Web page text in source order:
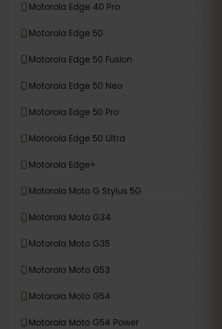
Motorola Edge 40 Pro
Motorola Edge 50
Motorola Edge 50 Fusion
Motorola Edge 50 Neo
Motorola Edge 50 Pro
Motorola Edge 50 Ultra
Motorola Edge+
Motorola Moto G Stylus 5G
Motorola Moto G34
Motorola Moto G35
Motorola Moto G53
Motorola Moto G54
Motorola Moto G54 Power